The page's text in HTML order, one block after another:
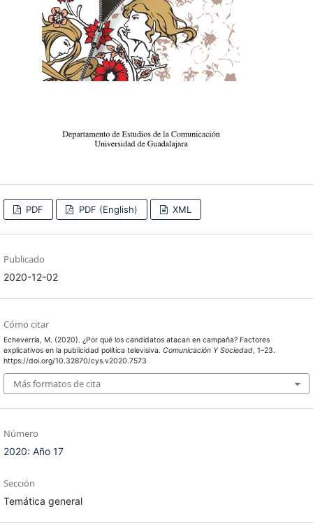
PDF PDF (English) XML
Publicado
2020-12-02
Cómo citar
Echeverría, M. (2020). ¿Por qué los candidatos atacan en campaña? Factores
explicativos en la publicidad política televisiva. Comunicación Y Sociedad, 1–23.
https://doi.org/10.32870/cys.v2020.7573
Más formatos de cita
Número
2020: Año 17
Sección
Temática general